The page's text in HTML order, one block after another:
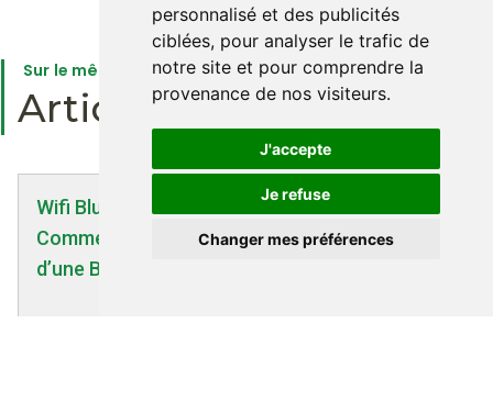
personnalisé et des publicités
ciblées, pour analyser le trafic de
notre site et pour comprendre la
provenance de nos visiteurs.
J'accepte
Je refuse
Changer mes préférences
Sur le même sujet
Articles similaires
Wifi Bluetooth et DECT | 30/12/2019
Comment désactiver tous les réseaux WiFi
d’une Box Internet